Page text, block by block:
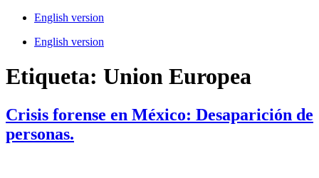
English version
English version
Etiqueta: Union Europea
Crisis forense en México: Desaparición de
personas.